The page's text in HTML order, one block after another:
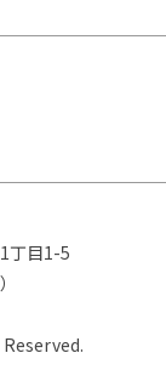
丁目1-5